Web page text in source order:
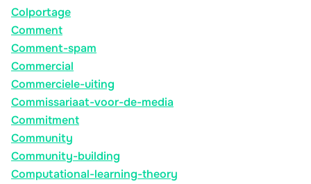
Colportage
Comment
Comment-spam
Commercial
Commerciele-uiting
Commissariaat-voor-de-media
Commitment
Community
Community-building
Computational-learning-theory